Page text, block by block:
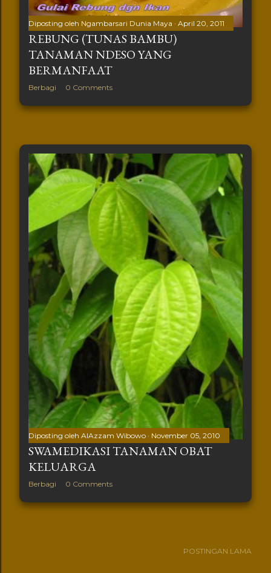
Diposting oleh Ngambarsari Dunia Maya April 20, 2011
REBUNG (TUNAS BAMBU)
TANAMAN NDESO YANG
BERMANFAAT
Berbagi 0 Comments
Diposting oleh AlAzzam Wibowo November 05, 2010
SWAMEDIKASI TANAMAN OBAT
KELUARGA
Berbagi 0 Comments
POSTINGAN LAMA